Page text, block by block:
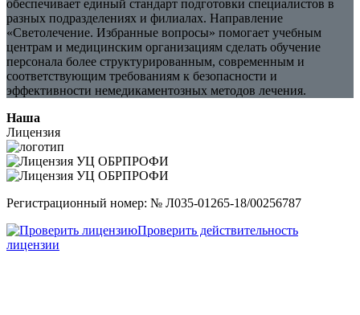
обеспечивает единый стандарт подготовки специалистов в
разных подразделениях и филиалах. Направление
«Светолечение. Избранные вопросы» помогает учебным
центрам и медицинским организациям сделать обучение
персонала более структурированным, современным и
соответствующим требованиям к безопасности и
эффективности немедикаментозных методов лечения.
Наша
Лицензия
Регистрационный номер: № Л035-01265-18/00256787
Проверить действительность
лицензии